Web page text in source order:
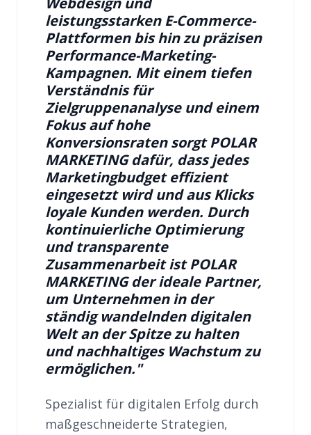
leistungsstarken E-Commerce-
Plattformen bis hin zu präzisen
Performance-Marketing-
Kampagnen. Mit einem tiefen
Verständnis für
Zielgruppenanalyse und einem
Fokus auf hohe
Konversionsraten sorgt POLAR
MARKETING dafür, dass jedes
Marketingbudget effizient
eingesetzt wird und aus Klicks
loyale Kunden werden. Durch
kontinuierliche Optimierung
und transparente
Zusammenarbeit ist POLAR
MARKETING der ideale Partner,
um Unternehmen in der
ständig wandelnden digitalen
Welt an der Spitze zu halten
und nachhaltiges Wachstum zu
ermöglichen."
Spezialist für digitalen Erfolg durch
maßgeschneiderte Strategien,